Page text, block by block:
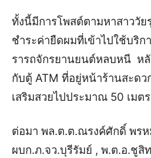
ทั้งนี้มีการโพสต์ตามหาสาววัย
ชำระค่ายืดผมที่เข้าไปใช้บริก
รารถจักรยานยนต์หลบหนี หลั
กับตู้ ATM ที่อยู่หน้าร้านสะด
เสริมสวยไปประมาณ 50 เมตร
ต่อมา พล.ต.ต.ณรงค์ศักดิ์ พร
ผบก.ภ.จว.บุรีรัมย์ , พ.ต.อ.ชูสิ